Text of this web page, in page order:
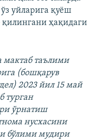
уйларига қуёш
ҳақидаги
мактаб таълими
(бошқарув
2023 йил 15 май
турган
ўрнатиш
нусхасини
бўлими мудири